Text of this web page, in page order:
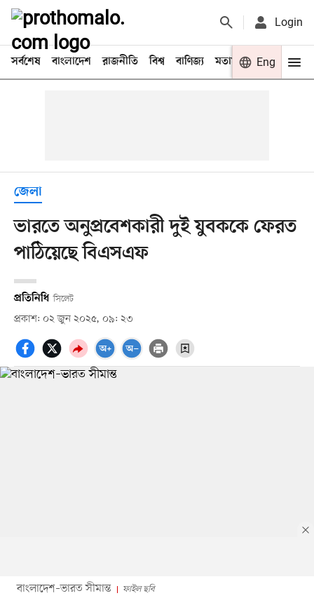
Login
সর্বশেষ বাংলাদেশ রাজনীতি বিশ্ব বাণিজ্য মতামত খেলা
Eng
জেলা
ভারতে অনুপ্রবেশকারী দুই যুবককে ফেরত
পাঠিয়েছে বিএসএফ
প্রতিনিধি সিলেট
প্রকাশ: ০২ জুন ২০২৫, ০৯: ২৩
বাংলাদেশ–ভারত সীমান্ত ফাইল ছবি